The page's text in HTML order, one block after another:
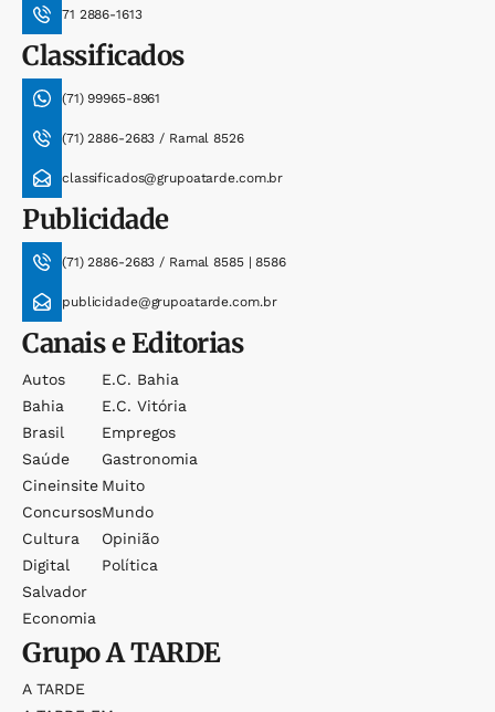
71 2886-1613
Classificados
(71) 99965-8961
(71) 2886-2683 / Ramal 8526
classificados@grupoatarde.com.br
Publicidade
(71) 2886-2683 / Ramal 8585 | 8586
publicidade@grupoatarde.com.br
Canais e Editorias
Autos
Bahia
Brasil
Saúde
Cineinsite
Concursos
Cultura
Digital
Salvador
Economia
E.c. Bahia
E.c. Vitória
Empregos
Gastronomia
Muito
Mundo
Opinião
Política
GrupoA TARDE
A TARDE